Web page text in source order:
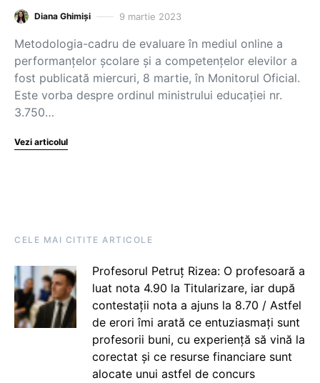
Diana Ghimiși 9 martie 2023
Metodologia-cadru de evaluare în mediul online a
performanțelor școlare și a competențelor elevilor a
fost publicată miercuri, 8 martie, în Monitorul Oficial.
Este vorba despre ordinul ministrului educației nr.
3.750…
Vezi articolul
CELE MAI CITITE ARTICOLE
Profesorul Petruț Rizea: O profesoară a
luat nota 4.90 la Titularizare, iar după
contestații nota a ajuns la 8.70 / Astfel
de erori îmi arată ce entuziasmați sunt
profesorii buni, cu experiență să vină la
corectat și ce resurse financiare sunt
alocate unui astfel de concurs